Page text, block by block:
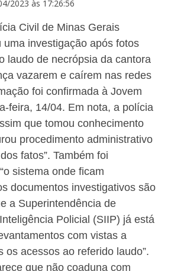
2023 às 17:26:56
Civil de Minas Gerais
uma investigação após fotos
laudo de necrópsia da cantora
vazarem e caírem nas redes
foi confirmada à Jovem
feira, 14/04. Em nota, a polícia
que tomou conhecimento
procedimento administrativo
fatos”. Também foi
sistema onde ficam
documentos investigativos são
a Superintendência de
Policial (SIIP) já está
com vistas a
os acessos ao referido laudo”.
que não coaduna com